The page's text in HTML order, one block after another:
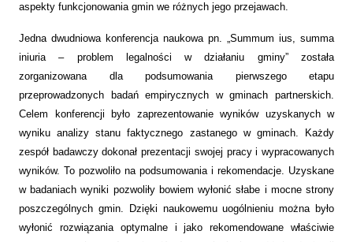
aspekty funkcjonowania gmin we różnych jego przejawach.
Jedna dwudniowa konferencja naukowa pn. „Summum ius, summa
iniuria – problem legalności w działaniu gminy” została
zorganizowana dla podsumowania pierwszego etapu
przeprowadzonych badań empirycznych w gminach partnerskich.
Celem konferencji było zaprezentowanie wyników uzyskanych w
wyniku analizy stanu faktycznego zastanego w gminach. Każdy
zespół badawczy dokonał prezentacji swojej pracy i wypracowanych
wyników. To pozwoliło na podsumowania i rekomendacje. Uzyskane
w badaniach wyniki pozwoliły bowiem wyłonić słabe i mocne strony
poszczególnych gmin. Dzięki naukowemu uogólnieniu można było
wyłonić rozwiązania optymalne i jako rekomendowane właściwie